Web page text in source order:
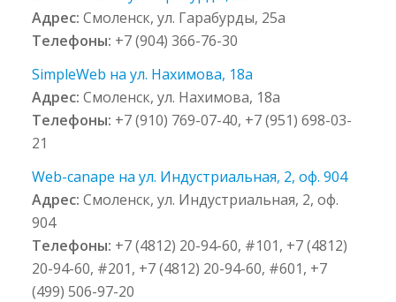
Адрес:Смоленск, ул. Гарабурды, 25а
Телефоны: +7 (904) 366-76-30
SimpleWeb на ул. Нахимова, 18а
Адрес:Смоленск, ул. Нахимова, 18а
Телефоны: +7 (910) 769-07-40, +7 (951) 698-03-
21
Web-canape на ул. Индустриальная, 2, оф. 904
Адрес:Смоленск, ул. Индустриальная, 2, оф.
904
Телефоны: +7 (4812) 20-94-60, #101, +7 (4812)
20-94-60, #201, +7 (4812) 20-94-60, #601, +7
(499) 506-97-20